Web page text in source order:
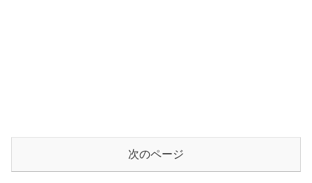
次のページ